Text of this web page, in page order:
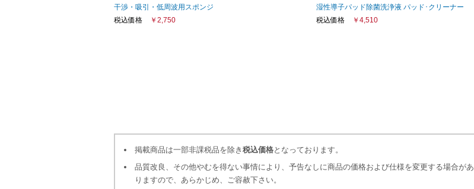
干渉・吸引・低周波用スポンジ
税込価格
￥2,750
湿性導子パッド除菌洗浄液 パッド･クリーナー
税込価格
￥4,510
掲載商品は一部非課税品を除き 税込価格となっております。
品質改良、その他やむを得ない事情により、予告なしに商品の価格および仕様を変更する場合があ
りますので、あらかじめ、ご容赦下さい。